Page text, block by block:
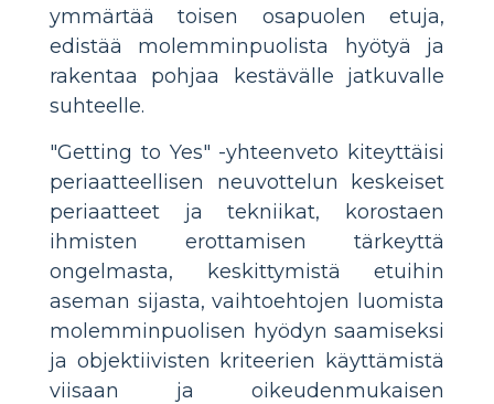
ymmärtää toisen osapuolen etuja,
edistää molemminpuolista hyötyä ja
rakentaa pohjaa kestävälle jatkuvalle
suhteelle.
"Getting to Yes" -yhteenveto kiteyttäisi
periaatteellisen neuvottelun keskeiset
periaatteet ja tekniikat, korostaen
ihmisten erottamisen tärkeyttä
ongelmasta, keskittymistä etuihin
aseman sijasta, vaihtoehtojen luomista
molemminpuolisen hyödyn saamiseksi
ja objektiivisten kriteerien käyttämistä
viisaan ja oikeudenmukaisen